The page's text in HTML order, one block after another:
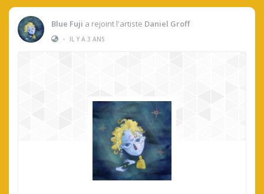
Blue Fuji a rejoint l'artiste Daniel Groff
•
IL Y A 3 ANS